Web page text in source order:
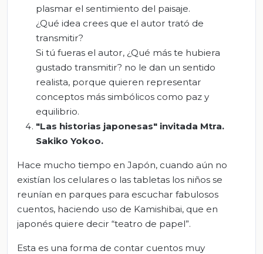
plasmar el sentimiento del paisaje.
¿Qué idea crees que el autor trató de
transmitir?
Si tú fueras el autor, ¿Qué más te hubiera
gustado transmitir? no le dan un sentido
realista, porque quieren representar
conceptos más simbólicos como paz y
equilibrio.
"Las historias japonesas" invitada Mtra.
Sakiko Yokoo.
Hace mucho tiempo en Japón, cuando aún no
existían los celulares o las tabletas los niños se
reunían en parques para escuchar fabulosos
cuentos, haciendo uso de Kamishibai, que en
japonés quiere decir “teatro de papel”.
Esta es una forma de contar cuentos muy